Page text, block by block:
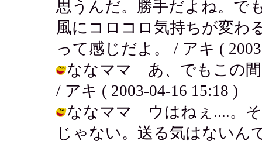
思うんだ。勝手だよね。で
風にコロコロ気持ちが変わ
って感じだよ。 / アキ (
ななママ あ、でもこの間
/ アキ ( 2003-04-16 15:18 )
ななママ ウはねぇ....。
じゃない。送る気はないん